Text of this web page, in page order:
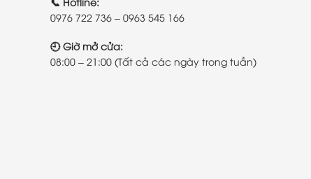
0976 722 736 – 0963 545 166
🕘 Giờ mở cửa:
08:00 – 21:00 (Tất cả các ngày trong tuần)